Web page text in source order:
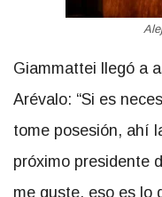
Giammattei llegó a
Arévalo: “Si es
tome posesión, ahí
próximo presidente
me guste, eso es lo